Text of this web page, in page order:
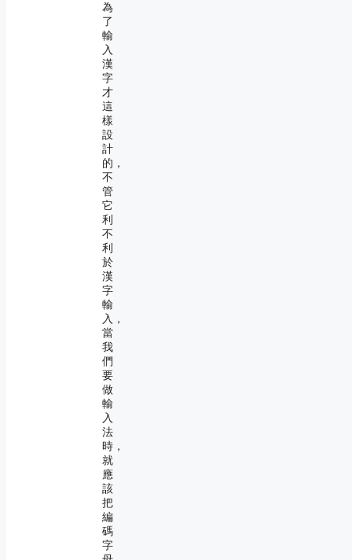
為
了
輸
入
漢
字
才
這
樣
設
計
的，
不
管
它
利
不
利
於
漢
字
輸
入，
當
我
們
要
做
輸
入
法
時，
就
應
該
把
編
碼
字